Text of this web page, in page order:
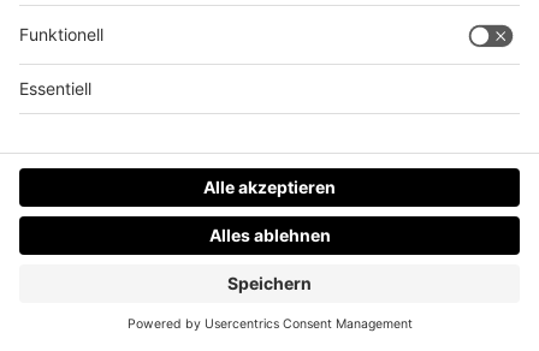
deinem Unternehmen passt
TAT0161 – der Facebook Algorithmus & was wir
darüber wissen
TAT0160 – So kommst du unkompliziert an
TAT0159 Björn Tantau: „Alles womit du nicht
direkt Geld verdienst, musst du so outsourcen,
dass sich die Rechnung ausgeht.“
TAT0158 – Franz Tretter: „Wie soll ich lernen,
wenn ich keine Fehler machen darf?“
TAT0157 – Viele Neuigkeiten und ein Tool für